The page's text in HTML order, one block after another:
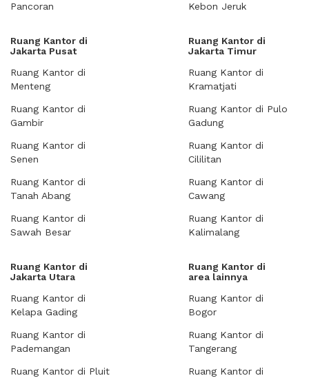
Pancoran
Kebon Jeruk
Ruang Kantor di
Jakarta Pusat
Ruang Kantor di
Menteng
Ruang Kantor di
Gambir
Ruang Kantor di
Senen
Ruang Kantor di
Tanah Abang
Ruang Kantor di
Sawah Besar
Ruang Kantor di
Jakarta Timur
Ruang Kantor di
Kramatjati
Ruang Kantor di Pulo
Gadung
Ruang Kantor di
Cililitan
Ruang Kantor di
Cawang
Ruang Kantor di
Kalimalang
Ruang Kantor di
Jakarta Utara
Ruang Kantor di
Kelapa Gading
Ruang Kantor di
Pademangan
Ruang Kantor di Pluit
Ruang Kantor di
area lainnya
Ruang Kantor di
Bogor
Ruang Kantor di
Tangerang
Ruang Kantor di